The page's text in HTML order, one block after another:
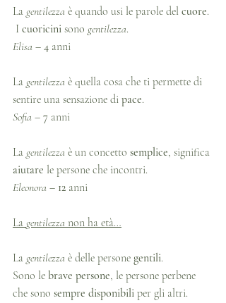
La gentilezza è quando usi le parole del cuore.
I cuoricini sono gentilezza.
Elisa – 4 anni
La gentilezza è quella cosa che ti permette di
sentire una sensazione di pace.
Sofia – 7 anni
La gentilezza è un concetto semplice, significa
aiutare le persone che incontri.
Eleonora – 12 anni
La gentilezza non ha età…
La gentilezza è delle persone gentili.
Sono le brave persone, le persone perbene
che sono sempre disponibili per gli altri.